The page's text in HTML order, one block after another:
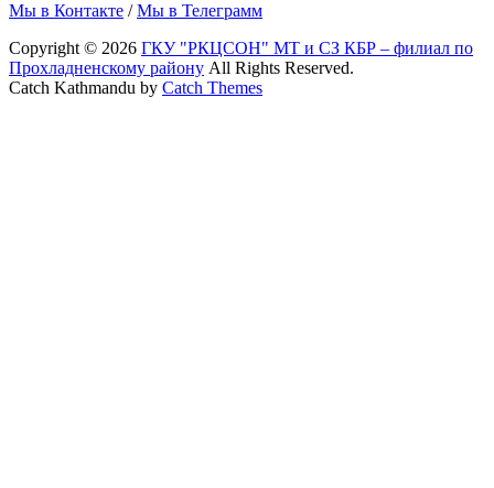
Мы в Контакте /Мы в Телеграмм
Copyright © 2026 ГКУ "РКЦСОН" МТ и СЗ КБР – филиал по
Прохладненскому району All Rights Reserved.
Catch Kathmandu by Catch Themes